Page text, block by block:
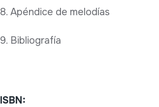
8. Apéndice de melodías
9. Bibliografía
ISBN: